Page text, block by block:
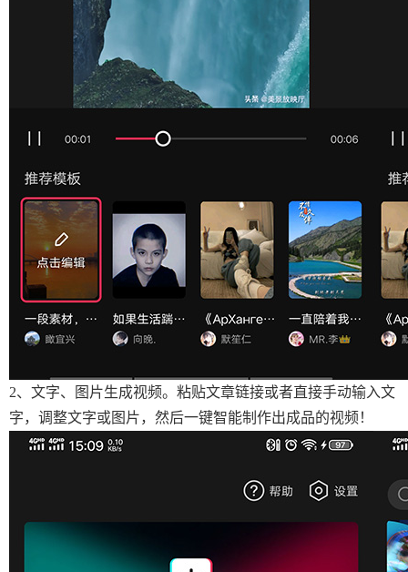
2、文字、图片生成视频。粘贴文章链接或者直接手动输入文
字，调整文字或图片，然后一键智能制作出成品的视频！